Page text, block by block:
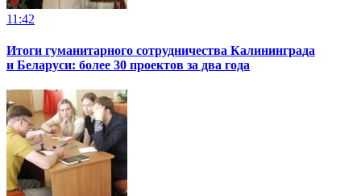
11:42
Итоги гуманитарного сотрудничества Калининграда
и Беларуси: более 30 проектов за два года